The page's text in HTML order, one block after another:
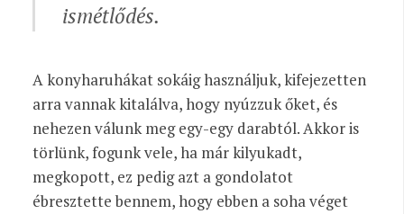
ismétlődés.
A konyharuhákat sokáig használjuk, kifejezetten
arra vannak kitalálva, hogy nyúzzuk őket, és
nehezen válunk meg egy-egy darabtól. Akkor is
törlünk, fogunk vele, ha már kilyukadt,
megkopott, ez pedig azt a gondolatot
ébresztette bennem, hogy ebben a soha véget